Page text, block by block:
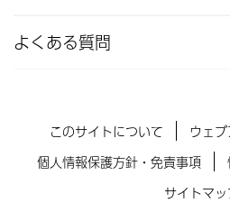
よくある質問
このサイトについて
ウェ
個人情報保護方針・免責事項
サイトマ